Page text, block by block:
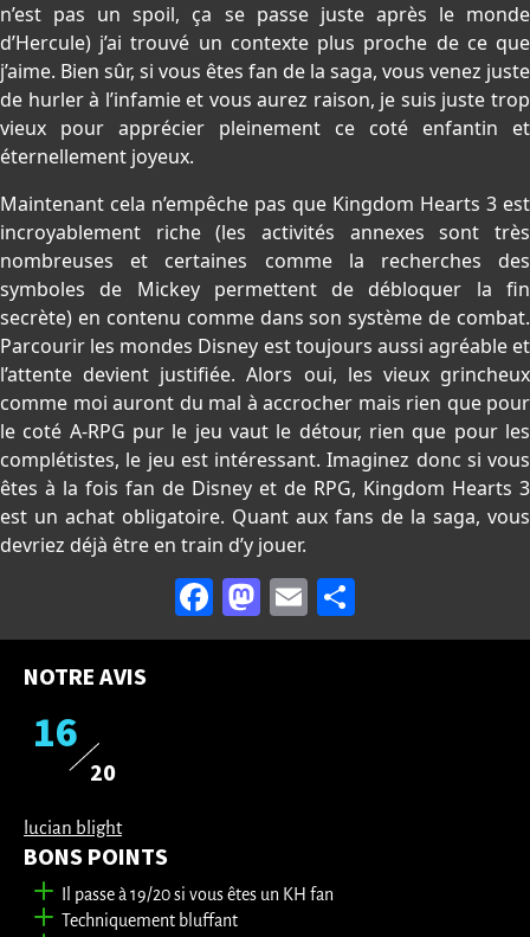
n’est pas un spoil, ça se passe juste après le monde
d’Hercule) j’ai trouvé un contexte plus proche de ce que
j’aime. Bien sûr, si vous êtes fan de la saga, vous venez juste
de hurler à l’infamie et vous aurez raison, je suis juste trop
vieux pour apprécier pleinement ce coté enfantin et
éternellement joyeux.
Maintenant cela n’empêche pas que Kingdom Hearts 3 est
incroyablement riche (les activités annexes sont très
nombreuses et certaines comme la recherches des
symboles de Mickey permettent de débloquer la fin
secrète) en contenu comme dans son système de combat.
Parcourir les mondes Disney est toujours aussi agréable et
l’attente devient justifiée. Alors oui, les vieux grincheux
comme moi auront du mal à accrocher mais rien que pour
le coté A-RPG pur le jeu vaut le détour, rien que pour les
complétistes, le jeu est intéressant. Imaginez donc si vous
êtes à la fois fan de Disney et de RPG, Kingdom Hearts 3
est un achat obligatoire. Quant aux fans de la saga, vous
devriez déjà être en train d’y jouer.
Facebook
Mastodon
Email
NOTRE AVIS
16
20
lucian blight
BONS POINTS
Il passe à 19/20 si vous êtes un KH fan
Techniquement bluffant